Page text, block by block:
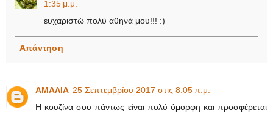
1:35 μ.μ.
ευχαριστώ πολύ αθηνά μου!!! :)
Απάντηση
ΑΜΑΛΙΑ 25 Σεπτεμβρίου 2017 στις 8:05 π.μ.
Η κουζίνα σου πάντως είναι πολύ όμορφη και προσφέρεται